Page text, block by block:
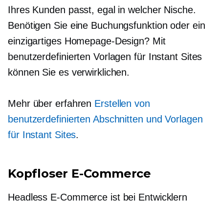
Ihres Kunden passt, egal in welcher Nische.
Benötigen Sie eine Buchungsfunktion oder ein
einzigartiges Homepage-Design? Mit
benutzerdefinierten Vorlagen für Instant Sites
können Sie es verwirklichen.
Mehr über erfahren Erstellen von
benutzerdefinierten Abschnitten und Vorlagen
für Instant Sites.
Kopfloser E-Commerce
Headless E-Commerce ist bei Entwicklern